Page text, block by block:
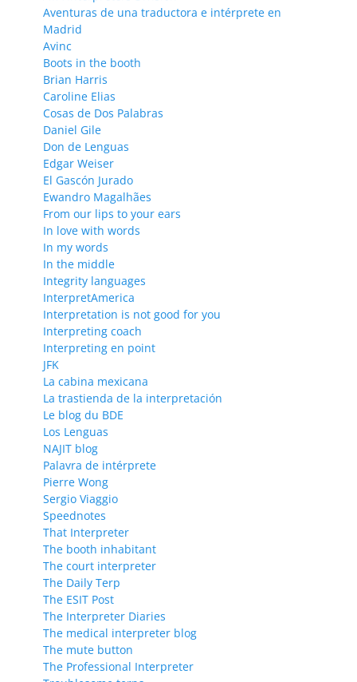
Aventuras de una traductora e intérprete en
Madrid
Avinc
Boots in the booth
Brian Harris
Caroline Elias
Cosas de Dos Palabras
Daniel Gile
Don de Lenguas
Edgar Weiser
El Gascón Jurado
Ewandro Magalhães
From our lips to your ears
In love with words
In my words
In the middle
Integrity languages
InterpretAmerica
Interpretation is not good for you
Interpreting coach
Interpreting en point
JFK
La cabina mexicana
La trastienda de la interpretación
Le blog du BDE
Los Lenguas
NAJIT blog
Palavra de intérprete
Pierre Wong
Sergio Viaggio
Speednotes
That Interpreter
The booth inhabitant
The court interpreter
The Daily Terp
The ESIT Post
The Interpreter Diaries
The medical interpreter blog
The mute button
The Professional Interpreter